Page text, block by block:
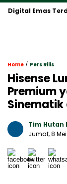
Emas
Home / Pers Rilis
Hisense
Premium
Sinematik
Tim Hutan
Jumat, 8